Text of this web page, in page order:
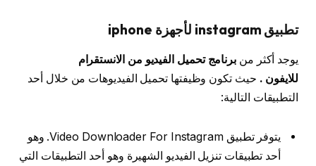
تطبيق instagram لأجهزة iphone
يوجد أكثر من برنامج تحميل الفيديو من الانستقرام
للايفون . حيث تكون وظيفتها تحميل الفيديوهات من خلال أحد
التطبيقات التالية:
يتوفر تطبيق Video Downloader For Instagram. وهو
أحد تطبيقات تنزيل الفيديو الشهيرة وهو أحد التطبيقات التي